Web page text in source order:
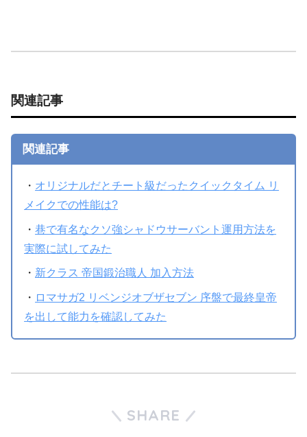
関連記事
関連記事
・ オリジナルだとチート級だったクイックタイム リ
メイクでの性能は?
・巷で有名なクソ強シャドウサーバント運用方法を
実際に試してみた
・ 新クラス 帝国鍛治職人 加入方法
・ ロマサガ2 リベンジオブザセブン 序盤で最終皇帝
を出して能力を確認してみた
SHARE